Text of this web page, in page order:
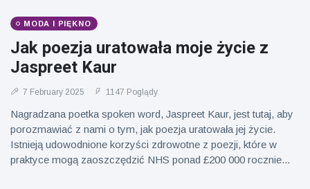
MODA I PIĘKNO
Jak poezja uratowała moje życie z
Jaspreet Kaur
7 February 2025 1147 Poglądy
Nagradzana poetka spoken word, Jaspreet Kaur, jest tutaj, aby
porozmawiać z nami o tym, jak poezja uratowała jej życie.
Istnieją udowodnione korzyści zdrowotne z poezji, które w
praktyce mogą zaoszczędzić NHS ponad £200 000 rocznie...